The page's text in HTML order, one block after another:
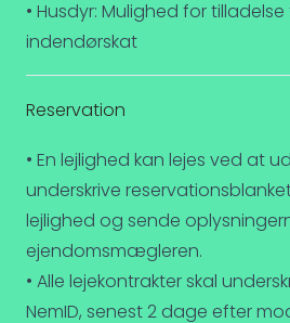
• Husdyr: Mulighed for
indendørskat
Reservation
• En lejlighed kan lejes ved at
underskrive
lejlighed og sende
ejendomsmægleren.
• Alle lejekontrakter skal
NemID, senest 2 dage efter